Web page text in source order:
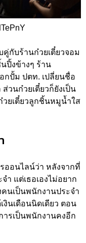
กับร้านก๋วยเตี๋ยวจอม
ปิ้งข้างๆ ร้าน
กปั้ม ปตท. เปลี่ยนชื่อ
ส่วนก๋วยเตี๋ยวก็ยังเป็น
ยเตี๋ยวลูกชิ้นหมูน้ำใส
ออนไลน์ว่า หลังจากที่
ำ แต่เธอเองไม่อยาก
นเป็นพนักงานประจำ
งินเดือนนิดเดียว ตอน
ารเป็นพนักงานคงอีก